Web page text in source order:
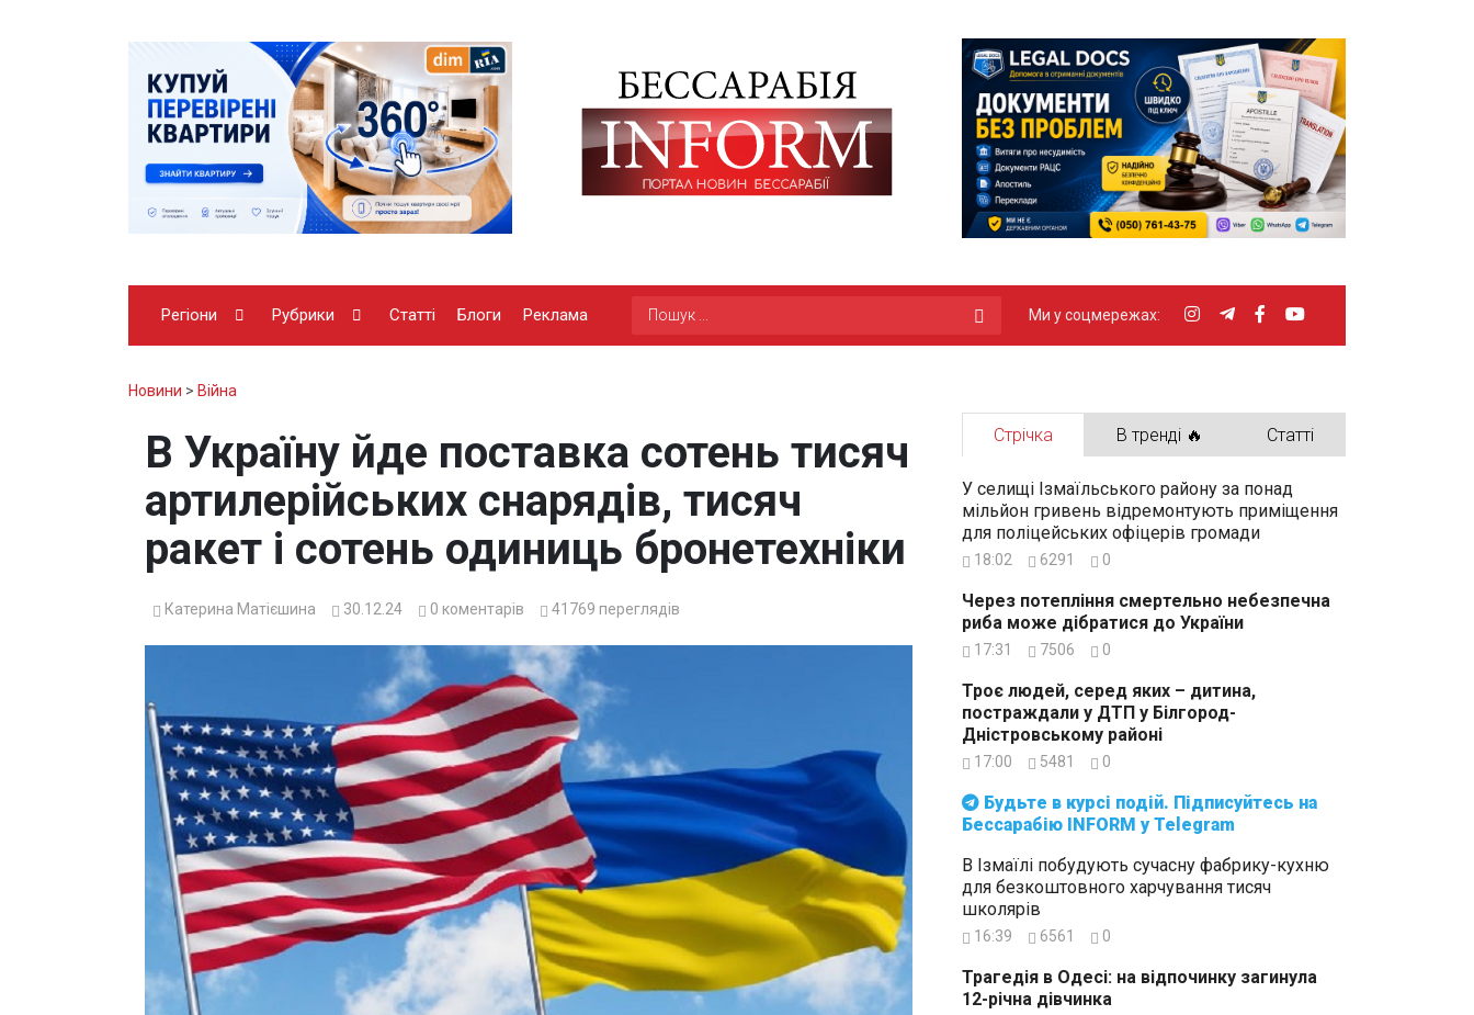
Регіони Рубрики Статті Блоги Реклама Ми у соцмережах:
Новини > Війна
В Україну йде поставка сотень тисяч
артилерійських снарядів, тисяч
ракет і сотень одиниць бронетехніки
Катерина Матієшина 30.12.24 0 коментарів 41769 переглядів
Стрічка В тренді 🔥 Статті
Бессарабію INFORM у Telegram
У селищі Ізмаїльського району за понад
мільйон гривень відремонтують приміщення
для поліцейських офіцерів громади
18:02 6291 0
Через потепління смертельно небезпечна
риба може дібратися до України
17:31 7506 0
Троє людей, серед яких – дитина,
постраждали у ДТП у Білгород-
Дністровському районі
17:00 5481 0
В Ізмаїлі побудують сучасну фабрику-кухню
для безкоштовного харчування тисяч
школярів
16:39 6561 0
Трагедія в Одесі: на відпочинку загинула
12-річна дівчинка